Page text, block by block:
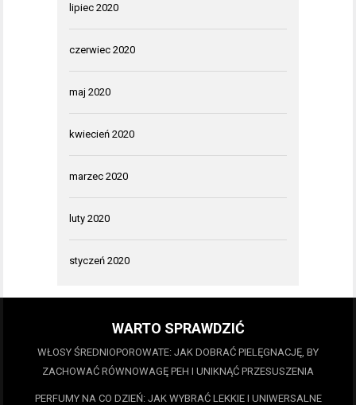
lipiec 2020
czerwiec 2020
maj 2020
kwiecień 2020
marzec 2020
luty 2020
styczeń 2020
WARTO SPRAWDZIĆ
WŁOSY ŚREDNIOPOROWATE: JAK DOBRAĆ PIELĘGNACJĘ, BY
ZACHOWAĆ RÓWNOWAGĘ PEH I UNIKNĄĆ PRZESUSZENIA
PERFUMY NA CO DZIEŃ: JAK WYBRAĆ LEKKIE I UNIWERSALNE